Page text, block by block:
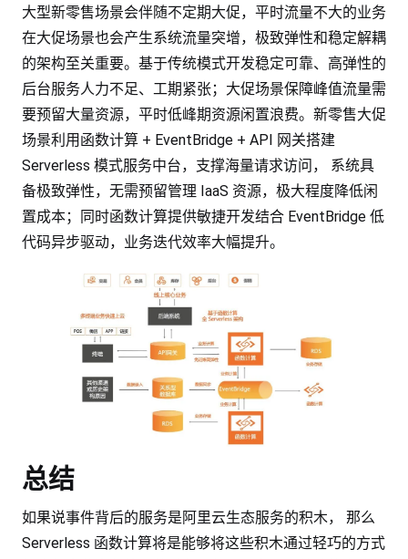
大型新零售场景会伴随不定期大促，平时流量不大的业务
在大促场景也会产生系统流量突增，极致弹性和稳定解耦
的架构至关重要。基于传统模式开发稳定可靠、高弹性的
后台服务人力不足、工期紧张；大促场景保障峰值流量需
要预留大量资源，平时低峰期资源闲置浪费。新零售大促
场景利用函数计算 + EventBridge + API 网关搭建
Serverless 模式服务中台，支撑海量请求访问， 系统具
备极致弹性，无需预留管理 IaaS 资源，极大程度降低闲
置成本；同时函数计算提供敏捷开发结合 EventBridge 低
代码异步驱动，业务迭代效率大幅提升。
总结
如果说事件背后的服务是阿里云生态服务的积木， 那么
Serverless 函数计算将是能够将这些积木通过轻巧的方式